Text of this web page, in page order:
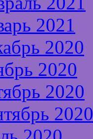
2021
2020
2020
2020
2020